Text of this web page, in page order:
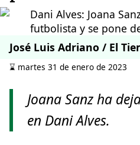
José Luis Adriano / El
⌛️ martes 31 de enero de 2023
Joana Sanz ha
en Dani Alves.